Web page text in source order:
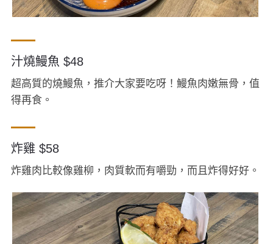
汁燒鰻魚 $48
超高質的燒鰻魚，推介大家要吃呀！鰻魚肉嫩無骨，值
得再食。
炸雞 $58
炸雞肉比較像雞柳，肉質軟而有嚼勁，而且炸得好好。